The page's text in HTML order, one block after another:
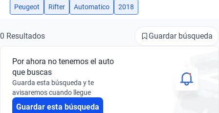
Busca por versión
Busca por marca
Busca por modelo
Busca por versión
Peugeot Rifter Automatico 2018
0 Resultados Guardar búsqueda
Por ahora no tenemos el auto
que buscas
Guarda esta búsqueda y te
avisaremos cuando llegue
Guardar esta búsqueda